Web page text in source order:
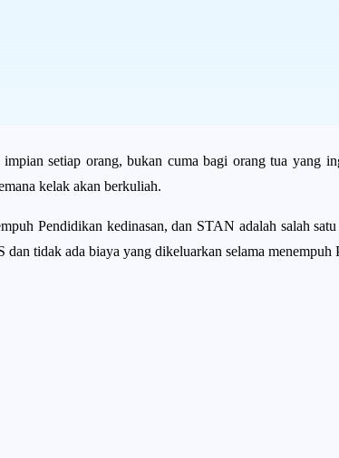
setiap orang, bukan cuma bagi orang tua yang
kelak akan berkuliah.
Pendidikan kedinasan, dan STAN adalah salah
tidak ada biaya yang dikeluarkan selama menempuh